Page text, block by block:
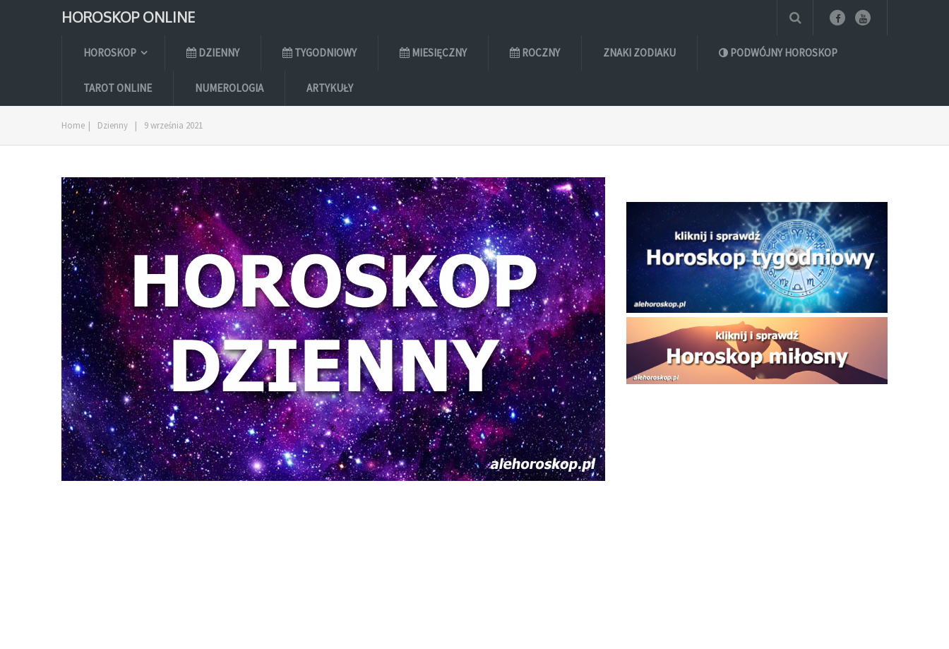
HOROSKOP ONLINE
HOROSKOP DZIENNY TYGODNIOWY MIESIĘCZNY ROCZNY ZNAKI ZODIAKU PODWÓJNY HOROSKOP
TAROT ONLINE NUMEROLOGIA ARTYKUŁY
Home | Dzienny | 9 września 2021